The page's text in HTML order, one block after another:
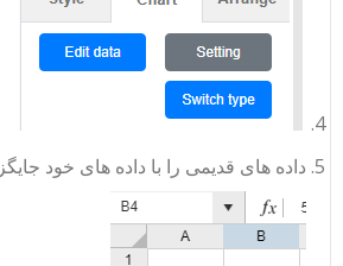
داده های قدیمی را با داده های خود